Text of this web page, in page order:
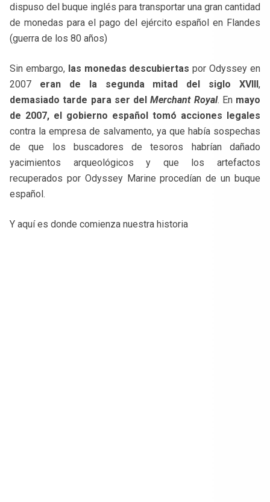
dispuso del buque inglés para transportar una gran cantidad
de monedas para el pago del ejército español en Flandes
(guerra de los 80 años)
Sin embargo, las monedas descubiertas por Odyssey en
2007 eran de la segunda mitad del siglo XVIII,
demasiado tarde para ser delMerchant Royal. En mayo
de 2007, el gobierno español tomó acciones legales
contra la empresa de salvamento, ya que había sospechas
de que los buscadores de tesoros habrían dañado
yacimientos arqueológicos y que los artefactos
recuperados por Odyssey Marine procedían de un buque
español.
Y aquí es donde comienza nuestra historia